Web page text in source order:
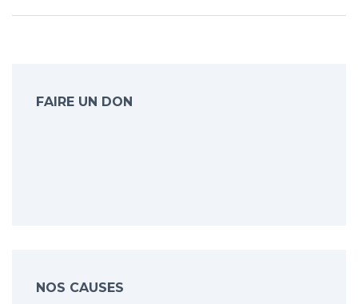
FAIRE UN DON
NOS CAUSES